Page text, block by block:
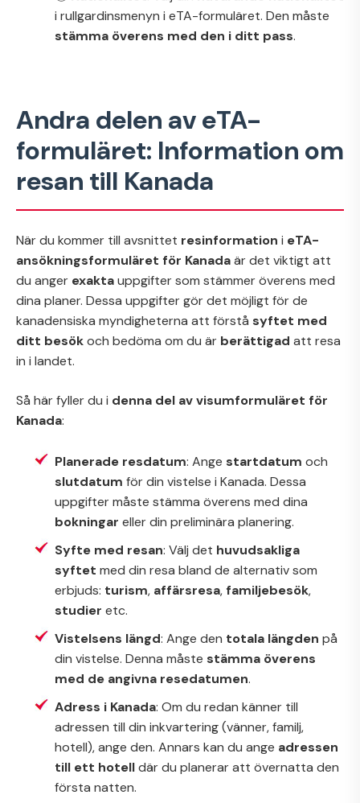
i rullgardinsmenyn i eTA-formuläret. Den måste
stämma överens med den i ditt pass.
Andra delen av eTA-
formuläret: Information om
resan till Kanada
När du kommer till avsnittet resinformation i eTA-
ansökningsformuläret för Kanadaär det viktigt att
du anger exaktauppgifter som stämmer överens med
dina planer. Dessa uppgifter gör det möjligt för de
kanadensiska myndigheterna att förstå syftet med
ditt besökoch bedöma om du är berättigad att resa
in i landet.
Så här fyller du i denna del av visumformuläret för
Kanada:
Planerade resdatum: Ange startdatum och
slutdatum för din vistelse i Kanada. Dessa
uppgifter måste stämma överens med dina
bokningar eller din preliminära planering.
Syfte med resan: Välj det huvudsakliga
syftet med din resa bland de alternativ som
erbjuds: turism, affärsresa, familjebesök,
studier etc.
Vistelsens längd: Ange den totala längden på
din vistelse. Denna måste stämma överens
med de angivna resedatumen.
Adress i Kanada: Om du redan känner till
adressen till din inkvartering (vänner, familj,
hotell), ange den. Annars kan du ange adressen
till ett hotelldär du planerar att övernatta den
första natten.